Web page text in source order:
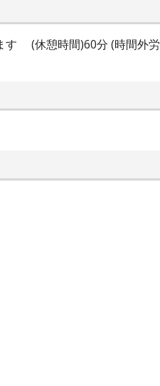
す (休憩時間)60分 (時間外労